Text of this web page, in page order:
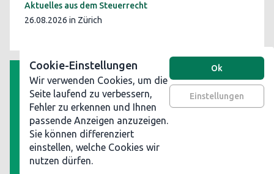
Aktuelles aus dem Steuerrecht
26.08.2026 in Zürich
AGB
Datenschutz
Impressum
Werben Sie auf steuerinformationen.ch
Cookie-Einstellungen
Wir verwenden Cookies, um die
Seite laufend zu verbessern,
Fehler zu erkennen und Ihnen
passende Anzeigen anzuzeigen.
Sie können differenziert
einstellen, welche Cookies wir
nutzen dürfen.
Ok
Einstellungen